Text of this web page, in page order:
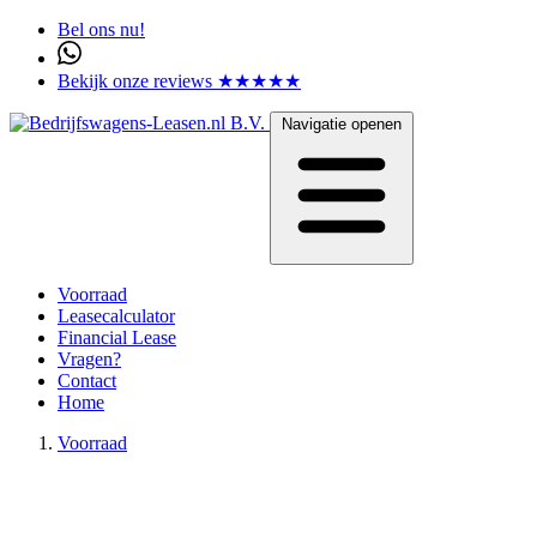
Bel ons nu!
Bekijk onze reviews ★★★★★
Navigatie openen
Voorraad
Leasecalculator
Financial Lease
Vragen?
Contact
Home
Voorraad